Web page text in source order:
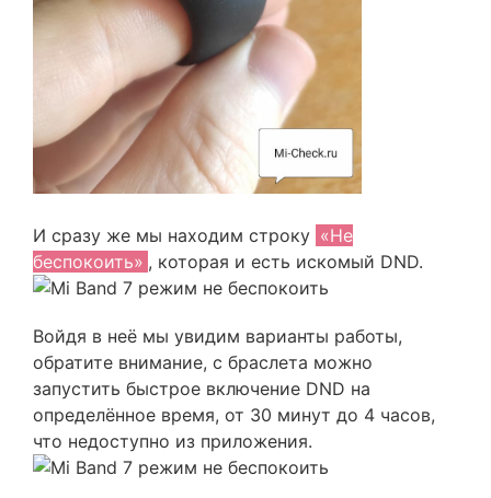
И сразу же мы находим строку «Не
беспокоить» , которая и есть искомый DND.
Войдя в неё мы увидим варианты работы,
обратите внимание, с браслета можно
запустить быстрое включение DND на
определённое время, от 30 минут до 4 часов,
что недоступно из приложения.